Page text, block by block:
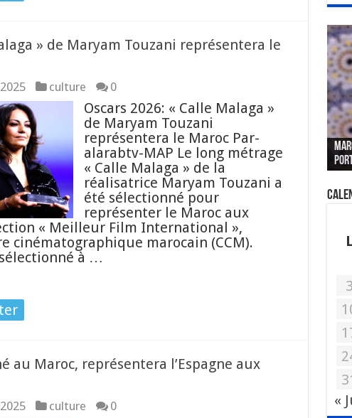
» de Maryam Touzani représentera le
culture 0
Oscars 2026: « Calle Malaga »
de Maryam Touzani
représentera le Maroc Par-
alarabtv-MAP Le long métrage
« Calle Malaga » de la
réalisatrice Maryam Touzani a
été sélectionné pour
représenter le Maroc aux
« Meilleur Film International »,
cinématographique marocain (CCM).
à …
au Maroc, représentera l’Espagne aux
culture 0
Le
des
«
L
3
«